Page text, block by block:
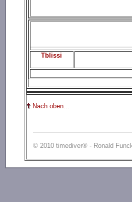
Tblissi
Nach oben...
© 2010 timediver® - Ronald